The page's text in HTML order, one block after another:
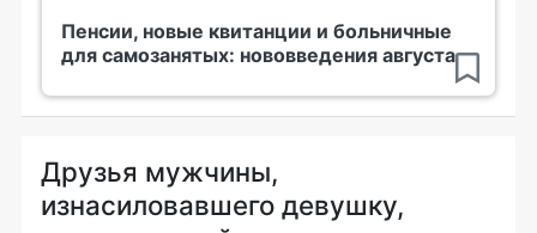
Пенсии, новые квитанции и больничные
для самозанятых: нововведения августа
Друзья мужчины,
изнасиловавшего девушку,